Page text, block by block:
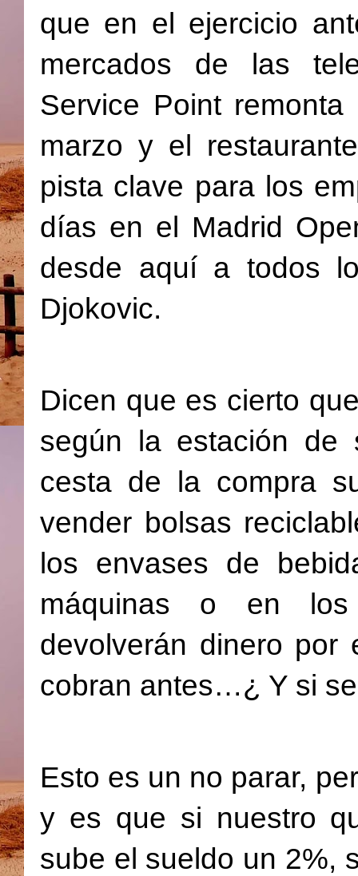
que en el ejercicio
mercados de las
Service Point
marzo y el
pista clave para los
días en el Madrid
desde aquí a todos
Djokovic.
Dicen que es cierto
según la estación de
cesta de la compra
vender bolsas
los envases de
máquinas o en los
devolverán dinero por
cobran antes…¿ Y si
Esto es un no parar,
y es que si nuestro
sube el sueldo un 2%,